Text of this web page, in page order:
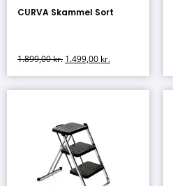
CURVA Skammel Sort
1.899,00kr. 1.499,00 kr.